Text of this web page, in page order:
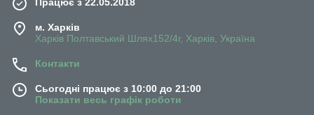
женские ремни Гуччи в Харькове с гарантией и быстрой
доставкой. Ремни кожа купить в Ивано-Франковск,
Тернополь, Белая Церква, Мелитополь, Никополь, Бердянск,
м. Харків
Харків Полтавський Шлях152/4г, Харків, Україна
Контакти
Сьогодні працює з 10:00 до 21:00
Показати весь графік роботи